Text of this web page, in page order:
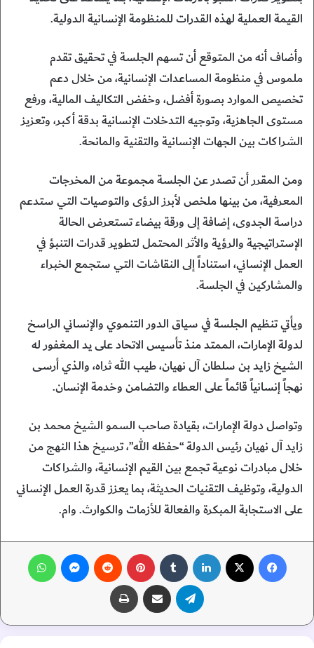
القيمة العملية لهذه القدرات للمنظومة الإنسانية الدولية.
وأضاف أنه من المتوقع أن تسهم الجلسة في تحقيق تقدم
ملموس في منظومة المساعدات الإنسانية، من خلال دعم
تخصيص الموارد بصورة أفضل، وخفض التكاليف المالية، ورفع
مستوى الجاهزية، وتوجيه التدخلات الإنسانية بدقة أكبر، وتعزيز
الشراكات بين الجهات الإنسانية والتقنية والمانحة.
ومن المقرر أن تصدر عن الجلسة مجموعة من المخرجات
المعرفية، من بينها ملخص لأبرز الرؤى والتوصيات التي ستدعم
دراسة الجدوى، إضافة إلى ورقة بيضاء تستعرض الحالة
الإستراتيجية والرؤية والأثر المحتمل لتطوير قدرات التنبؤ في
العمل الإنساني، استناداً إلى النقاشات التي ستجمع الخبراء
والمشاركين في الجلسة.
ويأتي تنظيم الجلسة في سياق الدور التنموي والإنساني الراسخ
لدولة الإمارات، الممتد منذ تأسيس الاتحاد على يد المغفور له
الشيخ زايد بن سلطان آل نهيان، طيب الله ثراه، والذي أرسى
نهجاً إنسانياً قائماً على العطاء والتضامن وخدمة الإنسان.
وتواصل دولة الإمارات، بقيادة صاحب السمو الشيخ محمد بن
زايد آل نهيان رئيس الدولة “حفظه الله”، ترسيخ هذا النهج من
خلال مبادرات نوعية تجمع بين القيم الإنسانية، والشراكات
الدولية، وتوظيف التقنيات الحديثة، بما يعزز قدرة العمل الإنساني
على الاستجابة المبكرة والفعالة للأزمات والكوارث. وام.
فيسبوك بينتيريست
تيلقرام
مشاركة عبر البريد طباعة